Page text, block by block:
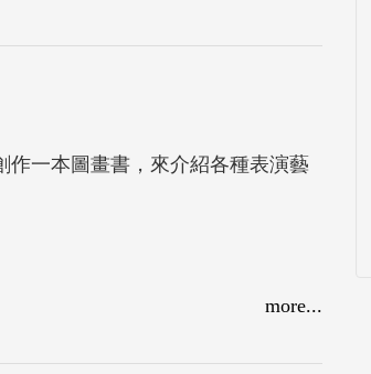
作一本圖畫書，來介紹各種表演藝
more...